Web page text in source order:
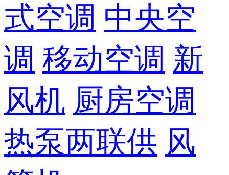
式空调 中央空
调 移动空调 新
风机 厨房空调
热泵两联供 风